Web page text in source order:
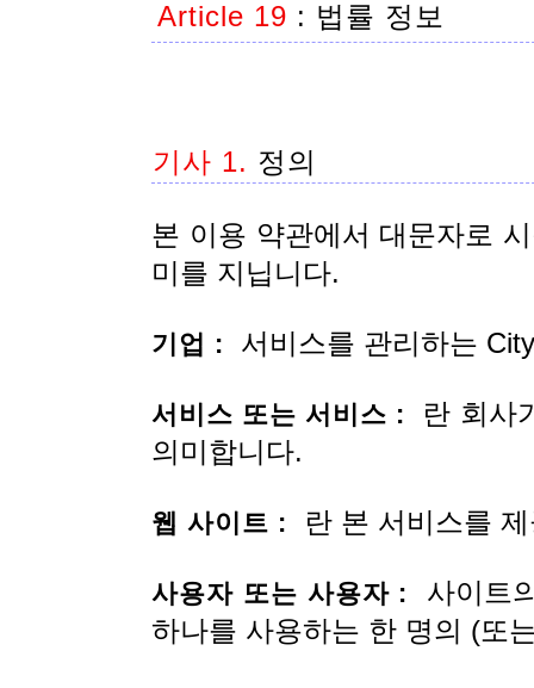
Article 19 : 법률 정보
기사 1. 정의
본 이용 약관에서 대문자로
미를 지닙니다.
기업 : 서비스를 관리하는
서비스 또는 서비스 :
란 회사
의미합니다.
웹 사이트 : 란 본 서비스를
사용자 또는 사용자 :
사이트
하나를 사용하는 한 명의 (또